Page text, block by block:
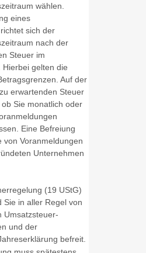
wählen.
eines
sich der
nach der
Steuer im
gelten die
Auf der
erwartenden Steuer
Sie monatlich oder
Eine Befreiung
von Voranmeldungen
Unternehmen
(19 UStG)
Sie in aller Regel von
Umsatzsteuer-
und der
befreit.